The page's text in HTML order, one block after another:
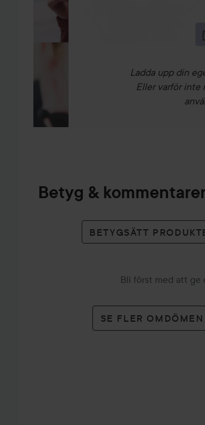
Ladda upp din
Eller varför inte
Betyg &
BETYGSÄTT
Bli först med att ge
SE FLER